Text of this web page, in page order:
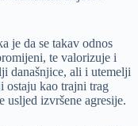
je da se takav odnos
te valorizuje i
današnjice, ali i utemelji
ostaju kao trajni trag
usljed izvršene agresije.